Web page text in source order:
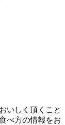
いしく頂くこと
べ方の情報をお